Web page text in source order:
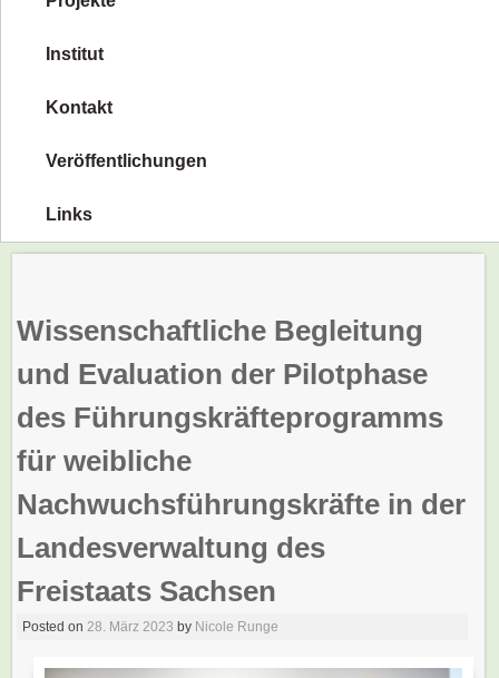
Institut
Kontakt
Veröffentlichungen
Links
Wissenschaftliche Begleitung
und Evaluation der Pilotphase
des Führungskräfteprogramms
für weibliche
Nachwuchsführungskräfte in der
Landesverwaltung des
Freistaats Sachsen
Posted on28. März 2023 by Nicole Runge